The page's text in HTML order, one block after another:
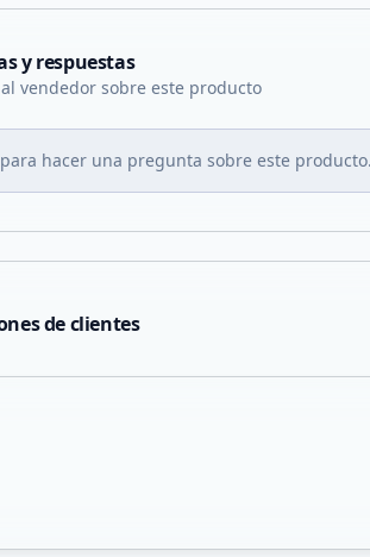
y respuestas
vendedor sobre este producto
para hacer una pregunta sobre este producto.
de clientes